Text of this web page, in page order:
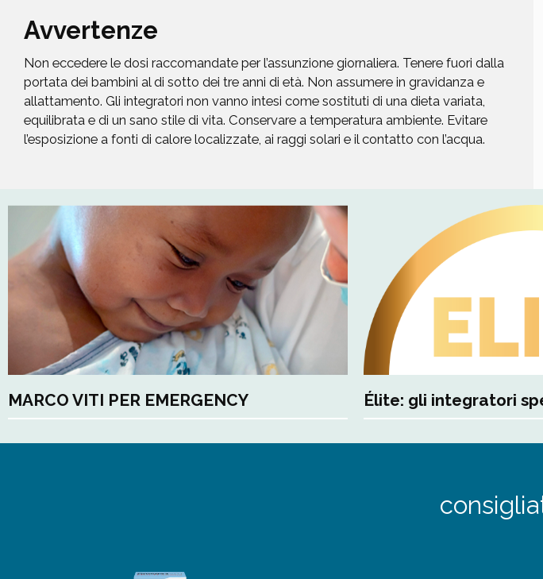
Avvertenze
Non eccedere le dosi raccomandate per l’assunzione giornaliera. Tenere fuori dalla
portata dei bambini al di sotto dei tre anni di età. Non assumere in gravidanza e
allattamento. Gli integratori non vanno intesi come sostituti di una dieta variata,
equilibrata e di un sano stile di vita. Conservare a temperatura ambiente. Evitare
l’esposizione a fonti di calore localizzate, ai raggi solari e il contatto con l’acqua.
MARCO VITI PER EMERGENCY Élite: gli integratori